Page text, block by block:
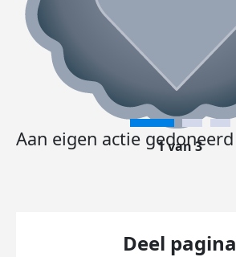
Aan eigen actie gedoneerd
1 van 3
Deel pagina